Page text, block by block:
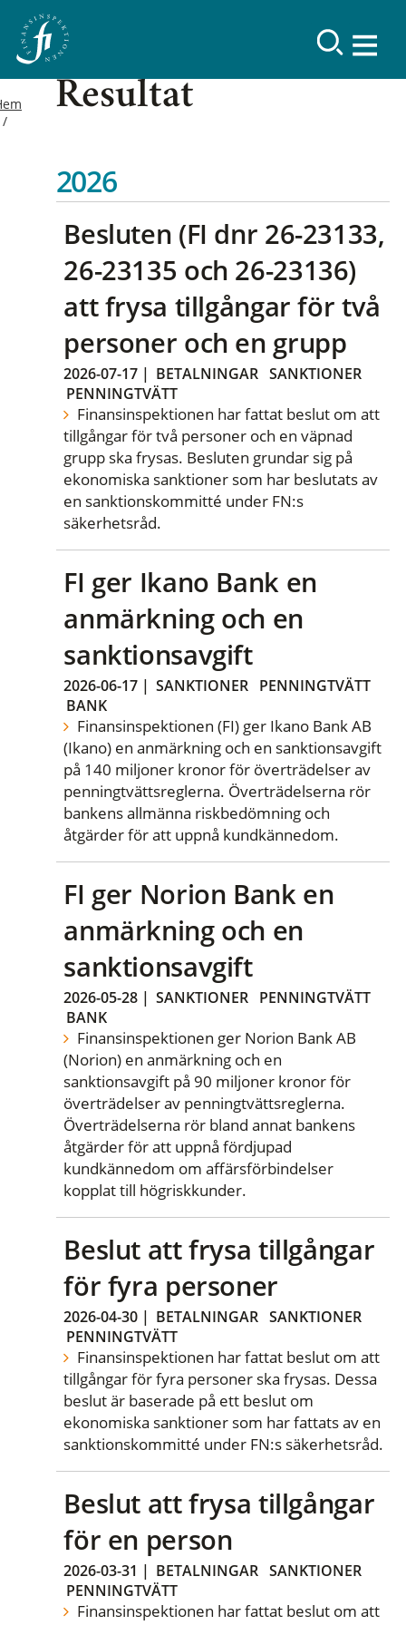
Resultat
2026
Besluten (FI dnr 26-23133,
26-23135 och 26-23136)
att frysa tillgångar för två
personer och en grupp
2026-07-17 | BETALNINGAR SANKTIONER
PENNINGTVÄTT
Finansinspektionen har fattat beslut om att
tillgångar för två personer och en väpnad
grupp ska frysas. Besluten grundar sig på
ekonomiska sanktioner som har beslutats av
en sanktionskommitté under FN:s
säkerhetsråd.
FI ger Ikano Bank en
anmärkning och en
sanktionsavgift
2026-06-17 | SANKTIONER PENNINGTVÄTT
BANK
Finansinspektionen (FI) ger Ikano Bank AB
(Ikano) en anmärkning och en sanktionsavgift
på 140 miljoner kronor för överträdelser av
penningtvättsreglerna. Överträdelserna rör
bankens allmänna riskbedömning och
åtgärder för att uppnå kundkännedom.
FI ger Norion Bank en
anmärkning och en
sanktionsavgift
2026-05-28 | SANKTIONER PENNINGTVÄTT
BANK
Finansinspektionen ger Norion Bank AB
(Norion) en anmärkning och en
sanktionsavgift på 90 miljoner kronor för
överträdelser av penningtvättsreglerna.
Överträdelserna rör bland annat bankens
åtgärder för att uppnå fördjupad
kundkännedom om affärsförbindelser
kopplat till högriskkunder.
Beslut att frysa tillgångar
för fyra personer
2026-04-30 | BETALNINGAR SANKTIONER
PENNINGTVÄTT
Finansinspektionen har fattat beslut om att
tillgångar för fyra personer ska frysas. Dessa
beslut är baserade på ett beslut om
ekonomiska sanktioner som har fattats av en
sanktionskommitté under FN:s säkerhetsråd.
Beslut att frysa tillgångar
för en person
2026-03-31 | BETALNINGAR SANKTIONER
PENNINGTVÄTT
Finansinspektionen har fattat beslut om att